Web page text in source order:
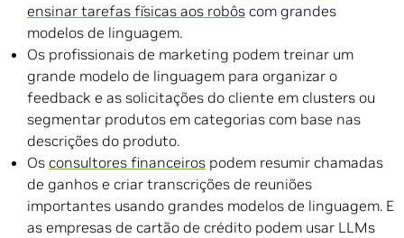
ensinar tarefas físicas aos robôs com grandes
modelos de linguagem.
Os profissionais de marketing podem treinar um
grande modelo de linguagem para organizar o
feedback e as solicitações do cliente em clusters ou
segmentar produtos em categorias com base nas
descrições do produto.
Os consultores financeiros podem resumir chamadas
de ganhos e criar transcrições de reuniões
importantes usando grandes modelos de linguagem. E
as empresas de cartão de crédito podem usar LLMs